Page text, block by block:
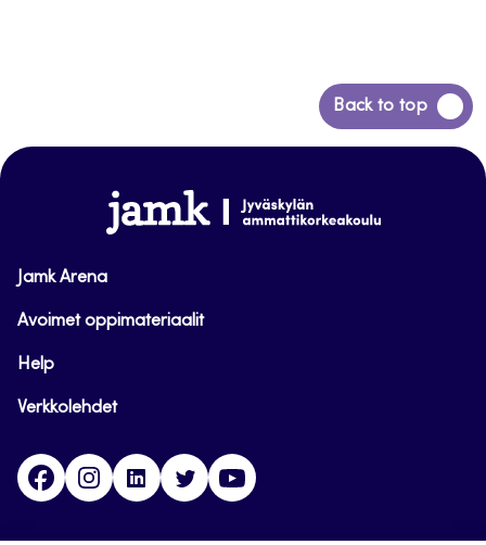
Back to top
Siirry
takaisin
www.jamk.fi
Jamk Arena
Avoimet oppimateriaalit
Help
Verkkolehdet
FacebookInstagramLinkedinTwitter